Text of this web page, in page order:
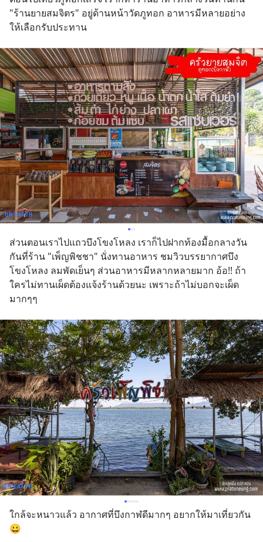
"ร้านยายสมจิตร" อยู่ด้านหน้าวัดภูทอก อาหารมีหลายอย่าง
ให้เลือกรับประทาน
ส่วนตอนเราไปแถวบึงโขงโหลง เราก็ไปฝากท้องมื้อกลางวัน
กันที่ร้าน "เพ็ญพิชชา" นั่งทานอาหาร ชมวิวบรรยากาศบึง
โขงโหลง ลมพัดเย็นๆ ส่วนอาหารมีหลากหลายมาก อ้อ!! ถ้า
ใครไม่ทานเผ็ดต้องแจ้งร้านด้วยนะ เพราะถ้าไม่บอกจะเผ็ด
มากๆๆ
ใกล้จะหนาวแล้ว อากาศที่บึงกาฬดีมากๆ อยากให้มาเที่ยวกัน
😀